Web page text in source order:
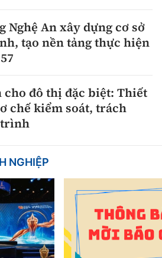
Nghệ An xây dựng cơ sở
tạo nền tảng thực hiện
cho đô thị đặc biệt: Thiết
chế kiểm soát, trách
NGHIỆP